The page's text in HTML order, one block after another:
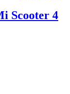
Scooter 4